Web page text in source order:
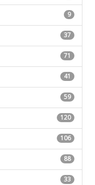
9
37
71
41
59
120
106
88
33